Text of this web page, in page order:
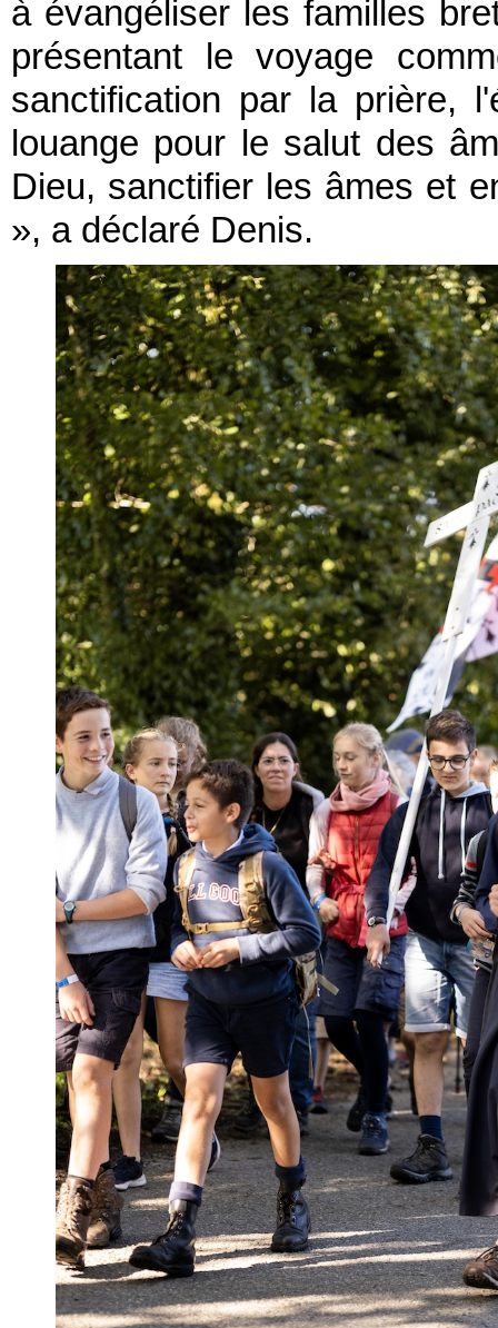
à évangéliser les familles
présentant le voyage
sanctification par la prière,
louange pour le salut des
Dieu, sanctifier les âmes et
», a déclaré Denis.